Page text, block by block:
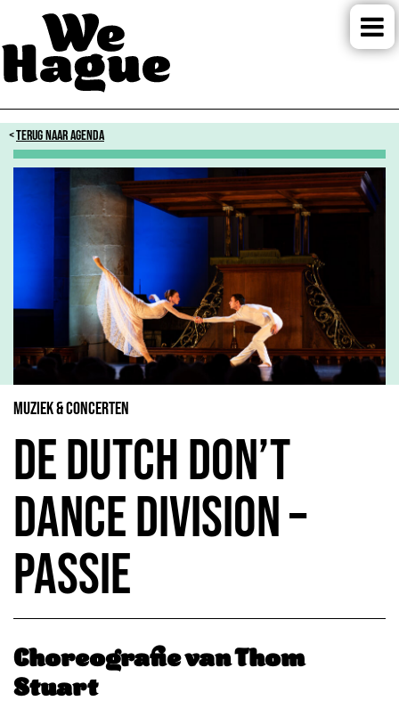
TERUG NAAR AGENDA
Muziek & Concerten
De Dutch Don’t
Dance Division –
Passie
Choreografie van Thom
Stuart